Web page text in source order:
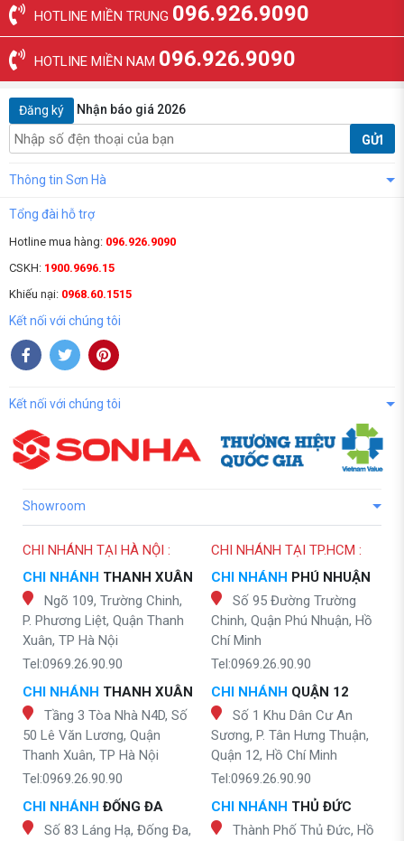
HOTLINE MIỀN TRUNG 096.926.9090
HOTLINE MIỀN NAM 096.926.9090
Đăng ký Nhận báo giá 2026
GỬI
Thông tin Sơn Hà
Tổng đài hỗ trợ
Hotline mua hàng: 096.926.9090
CSKH: 1900.9696.15
Khiếu nại: 0968.60.1515
Kết nối với chúng tôi
Kết nối với chúng tôi
Showroom
CHI NHÁNH TẠI HÀ NỘI :
CHI NHÁNH THANH XUÂN
Ngõ 109, Trường Chinh,
P. Phương Liệt, Quận Thanh
Xuân, TP Hà Nội
Tel:0969.26.90.90
CHI NHÁNH THANH XUÂN
Tầng 3 Tòa Nhà N4D, Số
50 Lê Văn Lương, Quận
Thanh Xuân, TP Hà Nội
Tel:0969.26.90.90
CHI NHÁNH ĐỐNG ĐA
Số 83 Láng Hạ, Đống Đa,
CHI NHÁNH TẠI TP.HCM :
CHI NHÁNH PHÚ NHUẬN
Số 95 Đường Trường
Chinh, Quận Phú Nhuận, Hồ
Chí Minh
Tel:0969.26.90.90
CHI NHÁNH QUẬN 12
Số 1 Khu Dân Cư An
Sương, P. Tân Hưng Thuận,
Quận 12, Hồ Chí Minh
Tel:0969.26.90.90
CHI NHÁNH THỦ ĐỨC
Thành Phố Thủ Đức, Hồ